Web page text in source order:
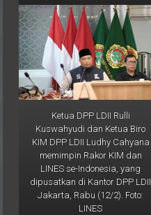
Ketua DPP LDII Rulli
Kuswahyudi dan Ketua Biro
KIM DPP LDII Ludhy Cahyana
memimpin Rakor KIM dan
LINES se-Indonesia, yang
dipusatkan di Kantor DPP LDII
Jakarta, Rabu (12/2). Foto:
LINES